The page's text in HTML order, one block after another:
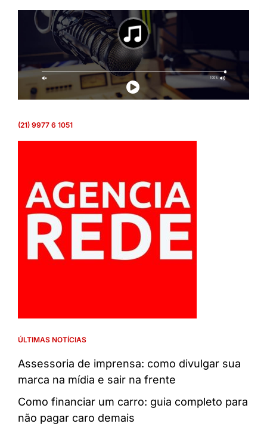
(21) 9977 6 1051
ÚLTIMAS NOTÍCIAS
Assessoria de imprensa: como divulgar sua
marca na mídia e sair na frente
Como financiar um carro: guia completo para
não pagar caro demais